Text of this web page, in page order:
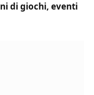
di giochi, eventi